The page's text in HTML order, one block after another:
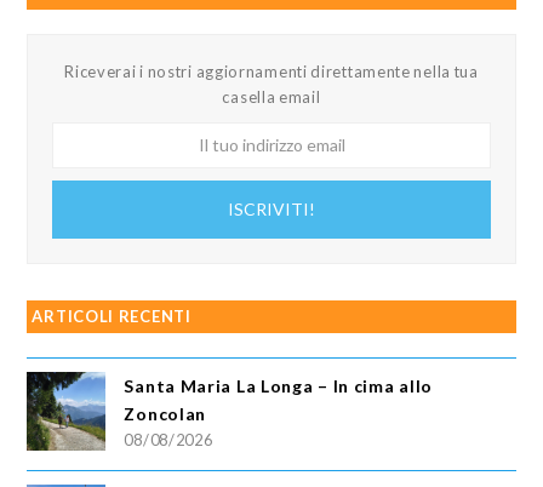
Riceverai i nostri aggiornamenti direttamente nella tua
casella email
ISCRIVITI!
ARTICOLI RECENTI
Santa Maria La Longa – In cima allo
Zoncolan
08/08/2026